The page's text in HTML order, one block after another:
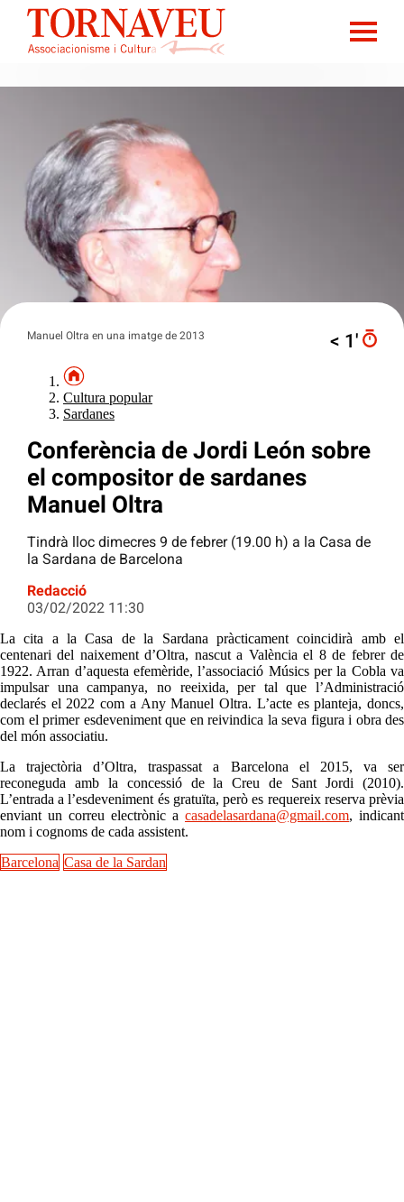
Manuel Oltra en una imatge de 2013 < 1′
Cultura popular
Sardanes
Conferència de Jordi León sobre
el compositor de sardanes
Manuel Oltra
Tindrà lloc dimecres 9 de febrer (19.00 h) a la Casa de
la Sardana de Barcelona
Redacció
03/02/2022 11:30
La cita a la Casa de la Sardana pràcticament coincidirà amb el
centenari del naixement d’Oltra, nascut a València el 8 de febrer de
1922. Arran d’aquesta efemèride, l’associació Músics per la Cobla va
impulsar una campanya, no reeixida, per tal que l’Administració
declarés el 2022 com a Any Manuel Oltra. L’acte es planteja, doncs,
com el primer esdeveniment que en reivindica la seva figura i obra des
del món associatiu.
La trajectòria d’Oltra, traspassat a Barcelona el 2015, va ser
reconeguda amb la concessió de la Creu de Sant Jordi (2010).
L’entrada a l’esdeveniment és gratuïta, però es requereix reserva prèvia
enviant un correu electrònic a casadelasardana@gmail.com, indicant
nom i cognoms de cada assistent.
Barcelona Casa de la Sardan